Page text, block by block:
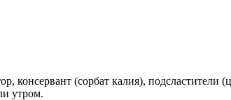
консервант (сорбат калия), подсластители
утром.